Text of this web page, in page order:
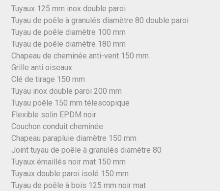
Tuyaux 125 mm inox double paroi
Tuyau de poêle à granulés diamètre 80 double paroi
Tuyau de poêle diamètre 100 mm
Tuyau de poêle diamètre 180 mm
Chapeau de cheminée anti-vent 150 mm
Grille anti oiseaux
Clé de tirage 150 mm
Tuyau inox double paroi 200 mm
Tuyau poêle 150 mm télescopique
Flexible solin EPDM noir
Couchon conduit cheminée
Chapeau parapluie diamètre 150 mm
Joint tuyau de poêle à granulés diamètre 80
Tuyaux émaillés noir mat 150 mm
Tuyaux double paroi isolé 150 mm
Tuyau de poêle à bois 125 mm noir mat